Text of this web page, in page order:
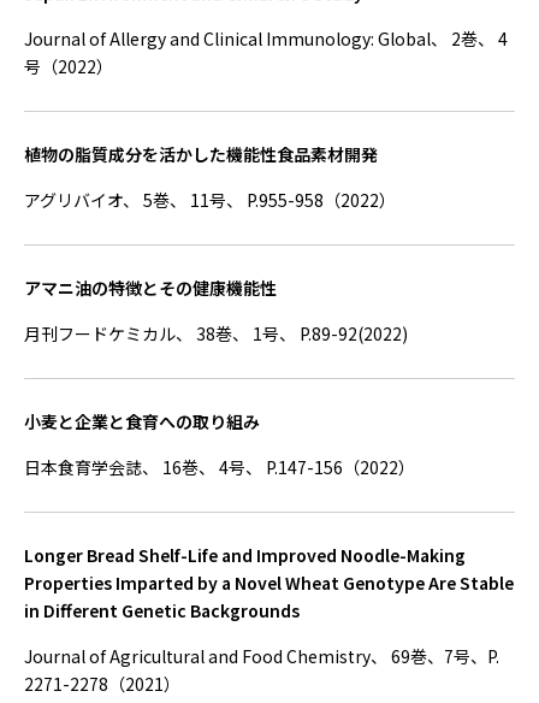
Journal of Allergy and Clinical Immunology: Global、 2巻、 4
号（2022）
植物の脂質成分を活かした機能性食品素材開発
アグリバイオ、 5巻、 11号、 P.955-958（2022）
アマニ油の特徴とその健康機能性
月刊フードケミカル、 38巻、 1号、 P.89-92(2022)
小麦と企業と食育への取り組み
日本食育学会誌、 16巻、 4号、 P.147-156（2022）
Longer Bread Shelf-Life and Improved Noodle-Making
Properties Imparted by a Novel Wheat Genotype Are Stable
in Different Genetic Backgrounds
Journal of Agricultural and Food Chemistry、 69巻、7号、P.
2271-2278（2021）